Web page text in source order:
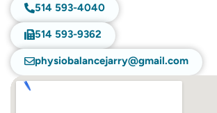
514 593-4040
514 593-9362
physiobalancejarry@gmail.com